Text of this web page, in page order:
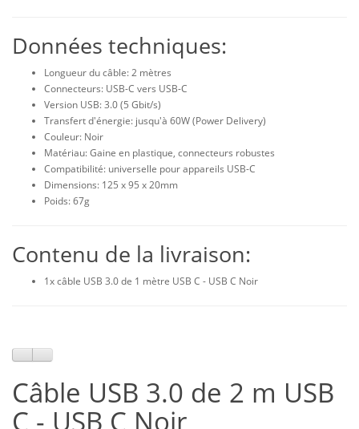
Données techniques:
Longueur du câble: 2 mètres
Connecteurs: USB-C vers USB-C
Version USB: 3.0 (5 Gbit/s)
Transfert d'énergie: jusqu'à 60W (Power Delivery)
Couleur: Noir
Matériau: Gaine en plastique, connecteurs robustes
Compatibilité: universelle pour appareils USB-C
Dimensions: 125 x 95 x 20mm
Poids: 67g
Contenu de la livraison:
1x câble USB 3.0 de 1 mètre USB C - USB C Noir
Câble USB 3.0 de 2 m USB
C - USB C Noir